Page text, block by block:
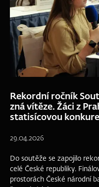
Rekordní ročník
zná vítěze. Žáci z
statisícovou
29.04.2026
Do soutěže se zapojilo
celé České republiky.
prostorách České národní